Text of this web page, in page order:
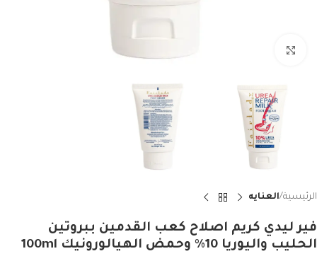
الرئيسية العنايه
فير ليدي كريم اصلاح كعب القدمين ببروتين
الحليب واليوريا 10٪ وحمض الهيالورونيك 100ml